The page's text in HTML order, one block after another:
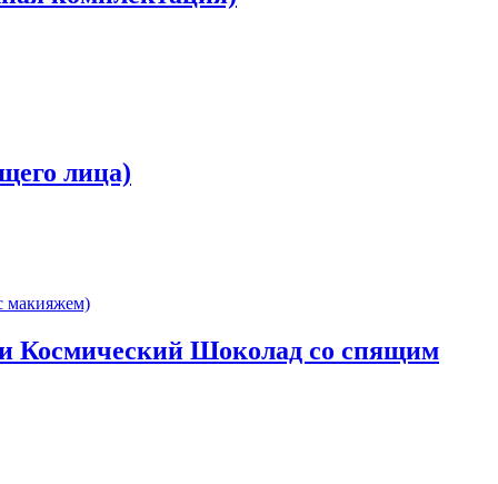
лица)
Космический Шоколад со спящим